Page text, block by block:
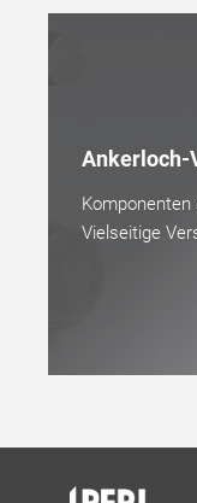
Ankerloch-
Komponenten
Vielseitige